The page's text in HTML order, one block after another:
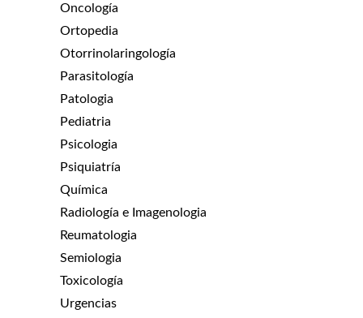
Oncología
Ortopedia
Otorrinolaringología
Parasitología
Patologia
Pediatria
Psicologia
Psiquiatría
Química
Radiología e Imagenologia
Reumatologia
Semiologia
Toxicología
Urgencias